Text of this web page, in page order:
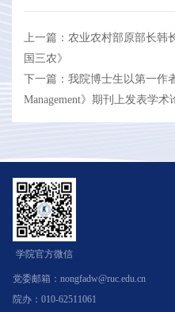
上一篇：农业农村部原部长
国三农》
下一篇：我院博士生以第一作
Management》期刊上发表学术
学院官方微信
党委邮箱：nongfadw@ruc.edu.cn
院办：010-62511061